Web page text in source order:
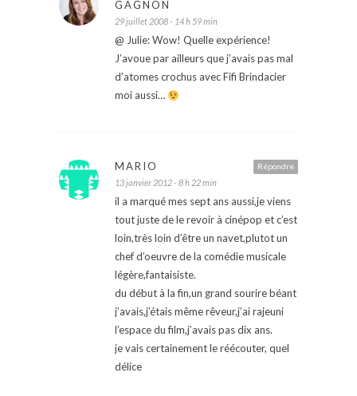
GAGNON
29 juillet 2008 - 14 h 59 min
@ Julie: Wow! Quelle expérience!
J’avoue par ailleurs que j’avais pas mal
d’atomes crochus avec Fifi Brindacier
moi aussi…
Répondre
MARIO
13 janvier 2012 - 8 h 22 min
il a marqué mes sept ans aussi,je viens
tout juste de le revoir à cinépop et c’est
loin,très loin d’être un navet,plutot un
chef d’oeuvre de la comédie musicale
légère,fantaisiste.
du début à la fin,un grand sourire béant
j’avais,j’étais même rêveur,j’ai rajeuni
l’espace du film,j’avais pas dix ans.
je vais certainement le réécouter, quel
délice